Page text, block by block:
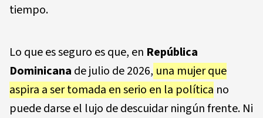
tiempo.
Lo que es seguro es que, en República
Dominicana de julio de 2026, una mujer que
aspira a ser tomada en serio en la política no
puede darse el lujo de descuidar ningún frente. Ni